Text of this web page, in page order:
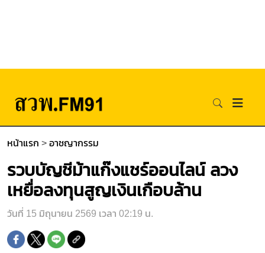
หน้าแรก > อาชญากรรม
รวบบัญชีม้าแก๊งแชร์ออนไลน์ ลวง
เหยื่อลงทุนสูญเงินเกือบล้าน
วันที่ 15 มิถุนายน 2569 เวลา 02:19 น.